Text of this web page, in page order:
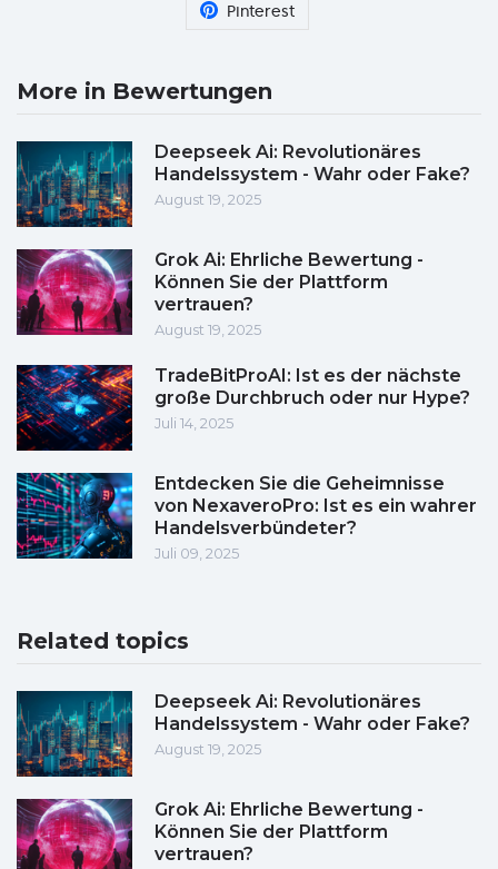
Pinterest
More in Bewertungen
Deepseek Ai: Revolutionäres
Handelssystem - Wahr oder Fake?
August 19, 2025
Grok Ai: Ehrliche Bewertung -
Können Sie der Plattform
vertrauen?
August 19, 2025
TradeBitProAI: Ist es der nächste
große Durchbruch oder nur Hype?
Juli 14, 2025
Entdecken Sie die Geheimnisse
von NexaveroPro: Ist es ein wahrer
Handelsverbündeter?
Juli 09, 2025
Related topics
Deepseek Ai: Revolutionäres
Handelssystem - Wahr oder Fake?
August 19, 2025
Grok Ai: Ehrliche Bewertung -
Können Sie der Plattform
vertrauen?